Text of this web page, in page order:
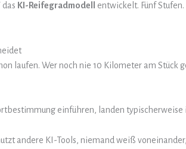
das KI-Reifegradmodell
entwickelt. Fünf
laufen. Wer noch nie 10 Kilometer am
einführen, landen typischerweise
andere KI-Tools, niemand weiß